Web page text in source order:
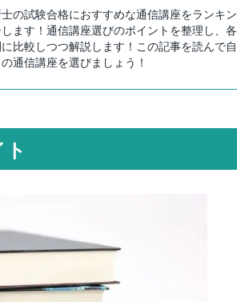
の試験合格におすすめな通信講座をランキン
ます！通信講座選びのポイントを整理し、各
比較しつつ解説します！この記事を読んで自
通信講座を選びましょう！